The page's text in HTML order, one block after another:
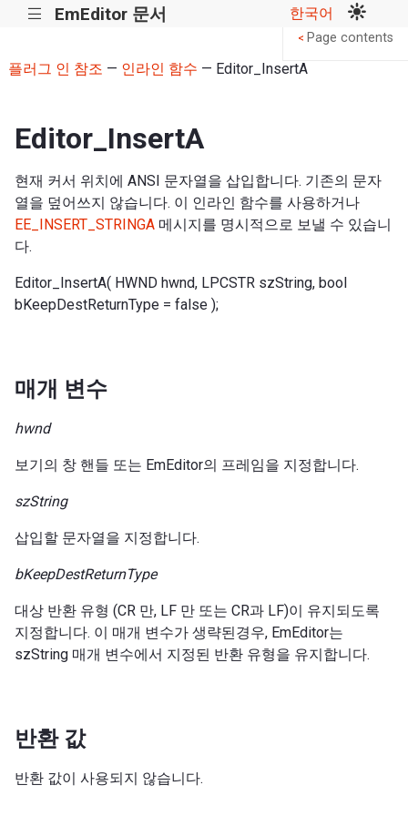
||| EmEditor 문서 한국어
플러그 인 참조 — 인라인 함수 — Editor_InsertA
Editor_InsertA
현재 커서 위치에 ANSI 문자열을 삽입합니다. 기존의 문자
열을 덮어쓰지 않습니다. 이 인라인 함수를 사용하거나
EE_INSERT_STRINGA 메시지를 명시적으로 보낼 수 있습니
다.
Editor_InsertA( HWND hwnd, LPCSTR szString, bool
bKeepDestReturnType = false );
매개 변수
hwnd
보기의 창 핸들 또는 EmEditor의 프레임을 지정합니다.
szString
삽입할 문자열을 지정합니다.
bKeepDestReturnType
대상 반환 유형 (CR 만, LF 만 또는 CR과 LF)이 유지되도록
지정합니다. 이 매개 변수가 생략된경우, EmEditor는
szString 매개 변수에서 지정된 반환 유형을 유지합니다.
반환 값
반환 값이 사용되지 않습니다.
< Page contents